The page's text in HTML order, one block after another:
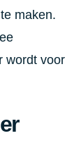
maken.
wordt voor